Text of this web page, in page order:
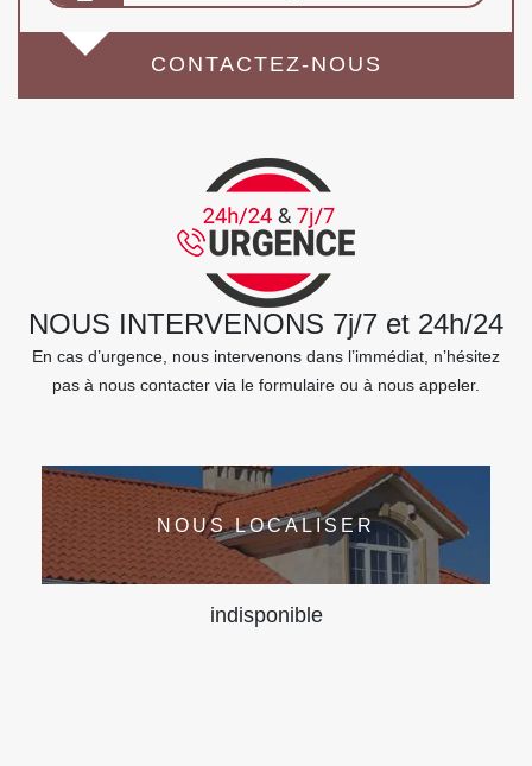
CONTACTEZ-NOUS
NOUS INTERVENONS 7j/7 et 24h/24
En cas d’urgence, nous intervenons dans l’immédiat, n’hésitez
pas à nous contacter via le formulaire ou à nous appeler.
NOUS LOCALISER
indisponible